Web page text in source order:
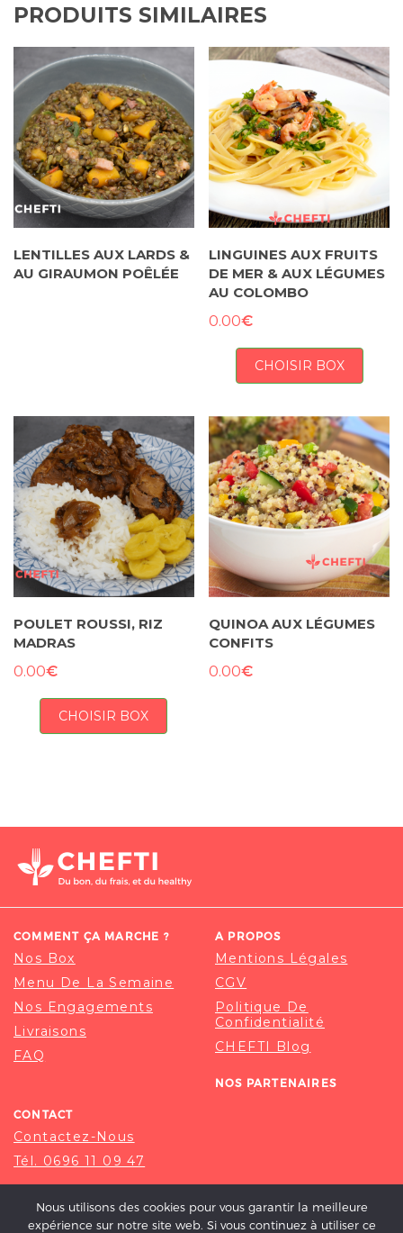
PRODUITS SIMILAIRES
LENTILLES AUX LARDS &
AU GIRAUMON POÊLÉE
LINGUINES AUX FRUITS
DE MER & AUX LÉGUMES
AU COLOMBO
0.00€
CHOISIR BOX
POULET ROUSSI, RIZ
MADRAS
0.00€
CHOISIR BOX
QUINOA AUX LÉGUMES
CONFITS
0.00€
COMMENT ÇA MARCHE ?
Nos Box
Menu De La Semaine
Nos Engagements
Livraisons
FAQ
A PROPOS
Mentions Légales
CGV
Politique De
Confidentialité
CHEFTI Blog
NOS PARTENAIRES
CONTACT
Contactez-Nous
Tél. 0696 11 09 47
Nous utilisons des cookies pour vous garantir la meilleure
expérience sur notre site web. Si vous continuez à utiliser ce